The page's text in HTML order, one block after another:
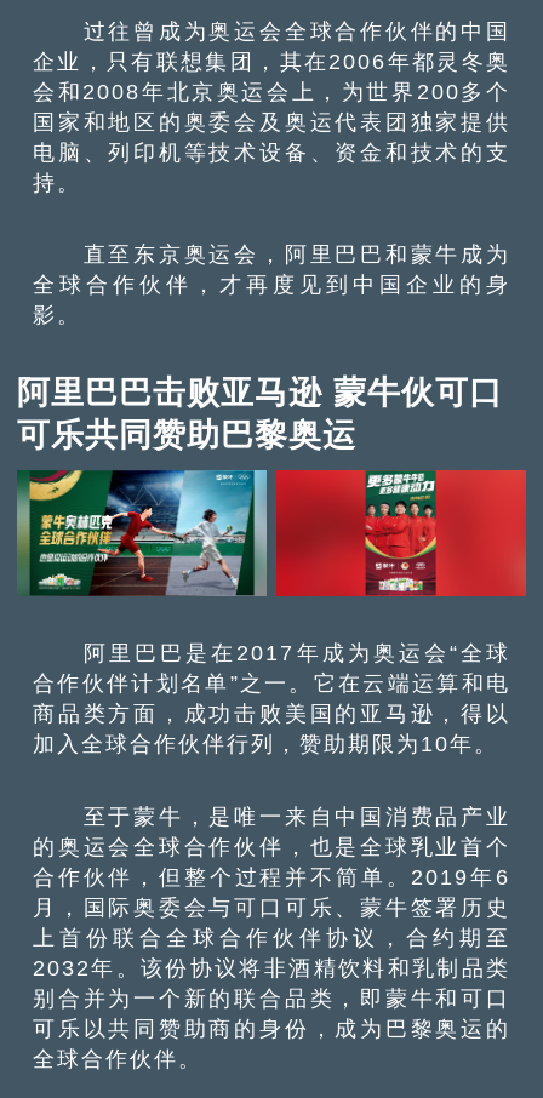
过往曾成为奥运会全球合作伙伴的中国
企业，只有联想集团，其在2006年都灵冬奥
会和2008年北京奥运会上，为世界200多个
国家和地区的奥委会及奥运代表团独家提供
电脑、列印机等技术设备、资金和技术的支
持。
直至东京奥运会，阿里巴巴和蒙牛成为
全球合作伙伴，才再度见到中国企业的身
影。
阿里巴巴击败亚马逊 蒙牛伙可口
可乐共同赞助巴黎奥运
阿里巴巴是在2017年成为奥运会“全球
合作伙伴计划名单”之一。它在云端运算和电
商品类方面，成功击败美国的亚马逊，得以
加入全球合作伙伴行列，赞助期限为10年。
至于蒙牛，是唯一来自中国消费品产业
的奥运会全球合作伙伴，也是全球乳业首个
合作伙伴，但整个过程并不简单。2019年6
月，国际奥委会与可口可乐、蒙牛签署历史
上首份联合全球合作伙伴协议，合约期至
2032年。该份协议将非酒精饮料和乳制品类
别合并为一个新的联合品类，即蒙牛和可口
可乐以共同赞助商的身份，成为巴黎奥运的
全球合作伙伴。